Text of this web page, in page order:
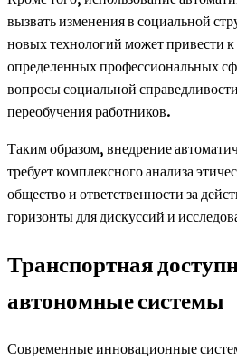
вызвать изменения в социальной
новых технологий может привести к
определенных профессиональных
вопросы социальной
переобучения работников.
Таким образом, внедрение
требует комплексного анализа
общество и ответственности за
горизонты для дискуссий и
Транспортная
автономные системы
Современные инновационные